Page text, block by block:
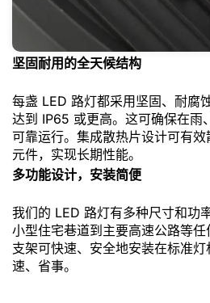
坚固耐用的全天候结构
每盏 LED 路灯都采用坚固、耐腐
达到 IP65 或更高。这可确保在雨
可靠运行。集成散热片设计可有
元件，实现长期性能。
多功能设计，安装简便
我们的 LED 路灯有多种尺寸和功
小型住宅巷道到主要高速公路等
支架可快速、安全地安装在标准
速、省事。